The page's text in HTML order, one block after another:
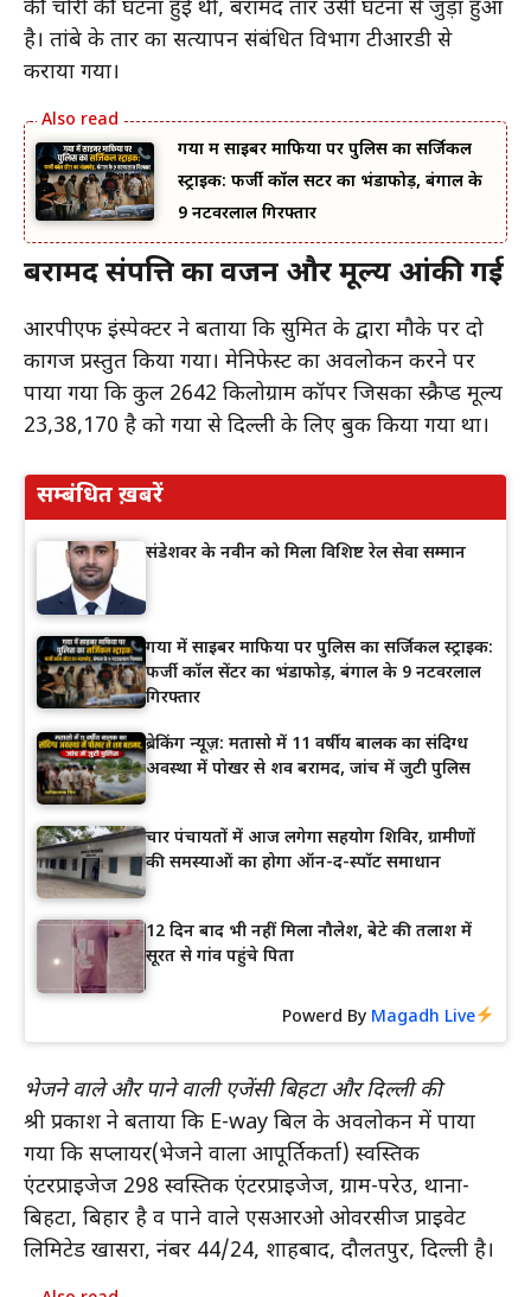
की चोरी की घटना हुई थी, बरामद तार उसी घटना से जुड़ा हुआ
है। तांबे के तार का सत्यापन संबंधित विभाग टीआरडी से
कराया गया।
गया में साइबर माफिया पर पुलिस का सर्जिकल
स्ट्राइक: फर्जी कॉल सेंटर का भंडाफोड़, बंगाल के
9 नटवरलाल गिरफ्तार
बरामद संपत्ति का वजन और मूल्य आंकी गई
आरपीएफ इंस्पेक्टर ने बताया कि सुमित के द्वारा मौके पर दो
कागज प्रस्तुत किया गया। मेनिफेस्ट का अवलोकन करने पर
पाया गया कि कुल 2642 किलोग्राम कॉपर जिसका स्क्रैप्ड मूल्य
23,38,170 है को गया से दिल्ली के लिए बुक किया गया था।
सम्बंधित ख़बरें
संडेशवर के नवीन को मिला विशिष्ट रेल सेवा सम्मान
गया में साइबर माफिया पर पुलिस का सर्जिकल स्ट्राइक:
फर्जी कॉल सेंटर का भंडाफोड़, बंगाल के 9 नटवरलाल
गिरफ्तार
ब्रेकिंग न्यूज़: मतासो में 11 वर्षीय बालक का संदिग्ध
अवस्था में पोखर से शव बरामद, जांच में जुटी पुलिस
चार पंचायतों में आज लगेगा सहयोग शिविर, ग्रामीणों
की समस्याओं का होगा ऑन-द-स्पॉट समाधान
12 दिन बाद भी नहीं मिला नौलेश, बेटे की तलाश में
सूरत से गांव पहुंचे पिता
Powerd By Magadh Live
भेजने वाले और पाने वाली एजेंसी बिहटा और दिल्ली की
श्री प्रकाश ने बताया कि E-way बिल के अवलोकन में पाया
गया कि सप्लायर(भेजने वाला आपूर्तिकर्ता) स्वस्तिक
एंटरप्राइजेज 298 स्वस्तिक एंटरप्राइजेज, ग्राम-परेउ, थाना-
बिहटा, बिहार है व पाने वाले एसआरओ ओवरसीज प्राइवेट
लिमिटेड खासरा, नंबर 44/24, शाहबाद, दौलतपुर, दिल्ली है।